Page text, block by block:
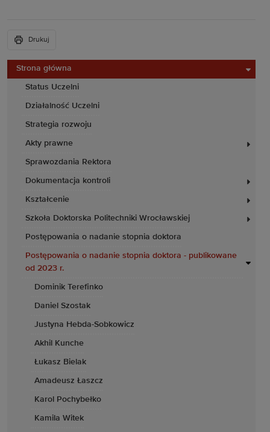
Strona główna
Status Uczelni
Działalność Uczelni
Strategia rozwoju
Akty prawne
Sprawozdania Rektora
Dokumentacja kontroli
Kształcenie
Szkoła Doktorska Politechniki Wrocławskiej
Postępowania o nadanie stopnia doktora
Postępowania o nadanie stopnia doktora - publikowane
od 2023 r.
Dominik Terefinko
Daniel Szostak
Justyna Hebda-Sobkowicz
Akhil Kunche
Łukasz Bielak
Amadeusz Łaszcz
Karol Pochybełko
Kamila Witek
Drukuj